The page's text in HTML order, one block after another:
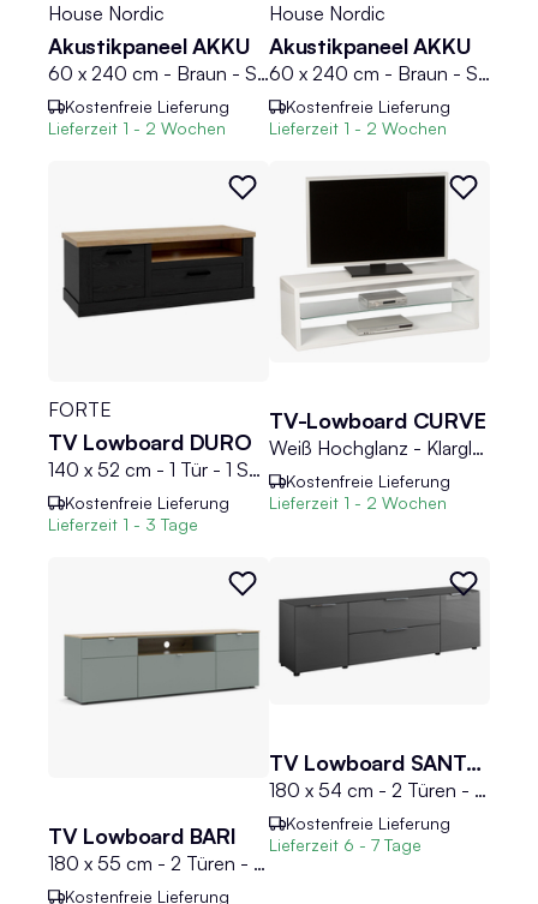
House Nordic
Akustikpaneel AKKU
60 x 240 cm - Braun - Schwarz - Walnussholzfurnier
Kostenfreie Lieferung
Lieferzeit 1 - 2 Wochen
House Nordic
Akustikpaneel AKKU
60 x 240 cm - Braun - Schwarz - Eichenholzfurnier
Kostenfreie Lieferung
Lieferzeit 1 - 2 Wochen
FORTE
TV Lowboard DURO
140 x 52 cm - 1 Tür - 1 Schublade - Cabezone Eiche Dekor - Riviera Eiche Dekor
Kostenfreie Lieferung
Lieferzeit 1 - 3 Tage
TV-Lowboard CURVE
Weiß Hochglanz - Klarglas - B 140 cm
Kostenfreie Lieferung
Lieferzeit 1 - 2 Wochen
TV Lowboard BARI
180 x 55 cm - 2 Türen - 1 Schublade - Schilfgrün - Artisan Eiche Dekor
Kostenfreie Lieferung
TV Lowboard SANTORIN
180 x 54 cm - 2 Türen - 1 Schublade - 1 Klappe - Anthrazitglas - Anthrazit matt
Kostenfreie Lieferung
Lieferzeit 6 - 7 Tage